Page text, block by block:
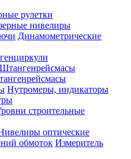
рулетки
нивелиры
Динамометрические
Нутромеры, индикаторы
строительные
оптические
Измеритель